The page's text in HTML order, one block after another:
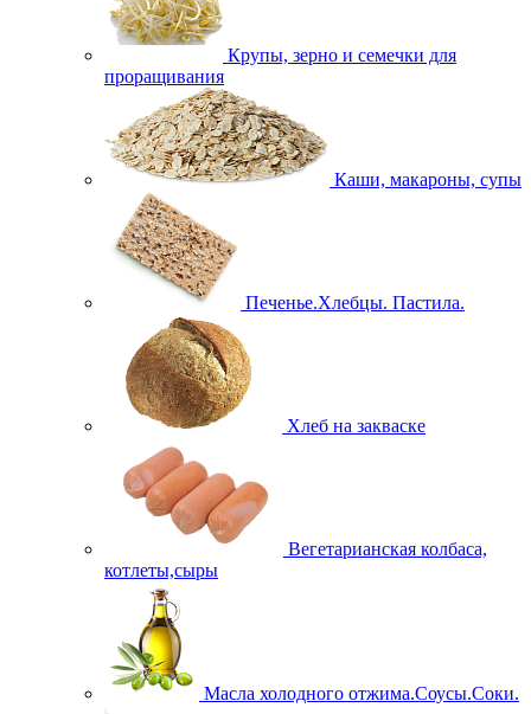
Крупы, зерно и семечки для
проращивания
Каши, макароны, супы
Печенье.Хлебцы. Пастила.
Хлеб на закваске
Вегетарианская колбаса,
котлеты,сыры
Масла холодного отжима.Соусы.Соки.